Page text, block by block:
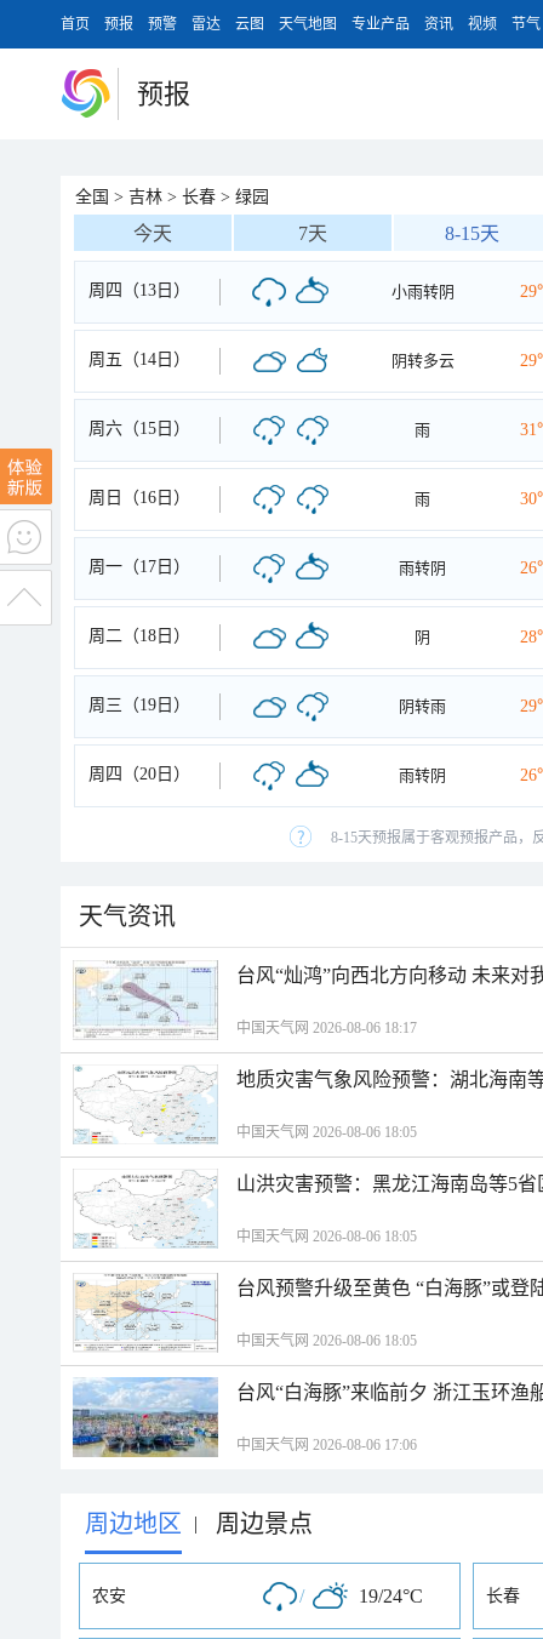
首页 预报 预警 雷达 云图 天气地图 专业产品 资讯 视频 节气
预报
全国 > 吉林 > 长春 > 绿园
今天 7天 8-15天
周四（13日） 小雨转阴
周五（14日） 阴转多云
周六（15日） 雨
周日（16日） 雨
周一（17日） 雨转阴
周二（18日） 阴
周三（19日） 阴转雨
周四（20日） 雨转阴
8-15天预报属于客观预报产品，
天气资讯
台风“灿鸿”向西北方向移动 未来对
中国天气网 2026-08-06 18:17
地质灾害气象风险预警：湖北海南
中国天气网 2026-08-06 18:05
山洪灾害预警：黑龙江海南岛等5
中国天气网 2026-08-06 18:05
台风预警升级至黄色 “白海豚”或登
中国天气网 2026-08-06 18:05
台风“白海豚”来临前夕 浙江玉环渔
中国天气网 2026-08-06 17:06
周边地区 | 周边景点
农安 / 19/24°C 长春